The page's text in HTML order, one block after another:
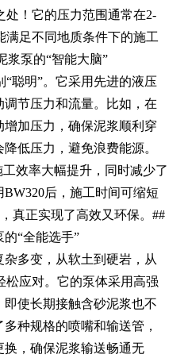
处！它的压力范围通常在2-
满足不同地质条件下的施工
浆泵的“智能大脑”
聪明”。它采用先进的液压
节压力和流量。比如，在
加压力，确保泥浆顺利穿
低压力，避免浪费能源。
效率大幅提升，同时减少了
后，施工时间可缩短
真正实现了高效又环保。##
“全能选手”
多变，从软土到硬岩，从
松应对。它的泵体采用高强
使长期接触含砂泥浆也不
种规格的喷嘴和输送管，
，确保泥浆输送畅通无